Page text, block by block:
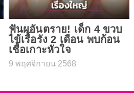
ฟันผุอันตราย! เด็ก 4 ขวบ
ไข้เรื้อรัง 2 เดือน พบก้อน
เชื้อเกาะหัวใจ
9 พฤศจิกายน 2568